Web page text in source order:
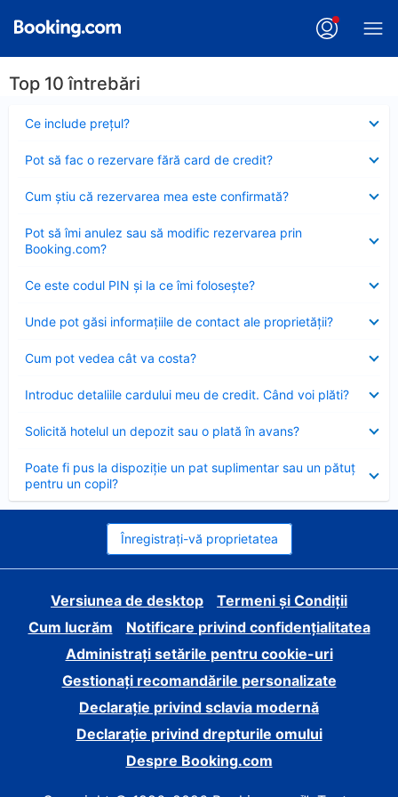
Top 10 întrebări
Ce include preţul?
închis
Pot să fac o rezervare fără card de credit?
închis
Cum ştiu că rezervarea mea este confirmată?
închis
Pot să îmi anulez sau să modific rezervarea prin
Booking.com?
închis
Ce este codul PIN şi la ce îmi foloseşte?
închis
Unde pot găsi informațiile de contact ale proprietății?
închis
Cum pot vedea cât va costa?
închis
Introduc detaliile cardului meu de credit. Când voi plăti?
închis
Solicită hotelul un depozit sau o plată în avans?
închis
Poate fi pus la dispoziție un pat suplimentar sau un pătuț
pentru un copil?
închis
Înregistrați-vă proprietatea
Versiunea de desktop
Termeni și Condiții
Cum lucrăm
Notificare privind confidențialitatea
Administrați setările pentru cookie-uri
Gestionați recomandările personalizate
Declarație privind sclavia modernă
Declarație privind drepturile omului
Despre Booking.com